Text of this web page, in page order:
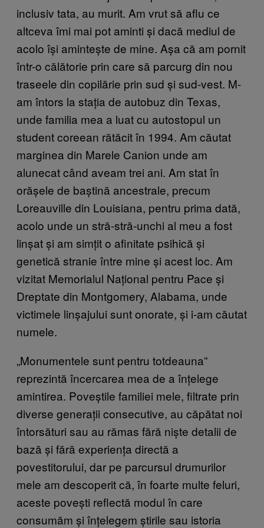
inclusiv tata, au murit. Am vrut să aflu ce
altceva îmi mai pot aminti și dacă mediul de
acolo își amintește de mine. Așa că am pornit
într-o călătorie prin care să parcurg din nou
traseele din copilărie prin sud și sud-vest. M-
am întors la stația de autobuz din Texas,
unde familia mea a luat cu autostopul un
student coreean rătăcit în 1994. Am căutat
marginea din Marele Canion unde am
alunecat când aveam trei ani. Am stat în
orășele de baștină ancestrale, precum
Loreauville din Louisiana, pentru prima dată,
acolo unde un stră-stră-unchi al meu a fost
linșat și am simțit o afinitate psihică și
genetică stranie între mine și acest loc. Am
vizitat Memorialul Național pentru Pace și
Dreptate din Montgomery, Alabama, unde
victimele linșajului sunt onorate, și i-am căutat
numele.
„Monumentele sunt pentru totdeauna”
reprezintă încercarea mea de a înțelege
amintirea. Poveștile familiei mele, filtrate prin
diverse generații consecutive, au căpătat noi
întorsături sau au rămas fără niște detalii de
bază și fără experiența directă a
povestitorului, dar pe parcursul drumurilor
mele am descoperit că, în foarte multe feluri,
aceste povești reflectă modul în care
consumăm și înțelegem știrile sau istoria